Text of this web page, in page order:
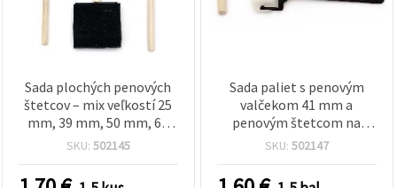
Sada plochých penových
štetcov – mix veľkostí 25
mm, 39 mm, 50 mm, 69
mm, 102 mm, 5 ks
SKU: 502145
Sada paliet s penovým
valčekom 41 mm a
penovým štetcom na
šablóny 27 mm
SKU: 502147